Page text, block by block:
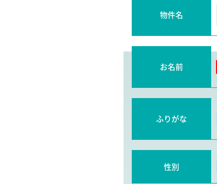
物件名
お名前
ふりがな
性別